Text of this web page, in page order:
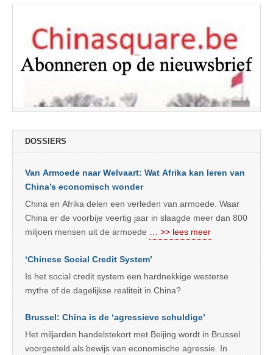
DOSSIERS
Van Armoede naar Welvaart: Wat Afrika kan leren van
China’s economisch wonder
China en Afrika delen een verleden van armoede. Waar
China er de voorbije veertig jaar in slaagde meer dan 800
miljoen mensen uit de armoede
… >> lees meer
‘Chinese Social Credit System’
Is het social credit system een hardnekkige westerse
mythe of de dagelijkse realiteit in China?
Brussel: China is de ‘agressieve schuldige’
Het miljarden handelstekort met Beijing wordt in Brussel
voorgesteld als bewijs van economische agressie. In